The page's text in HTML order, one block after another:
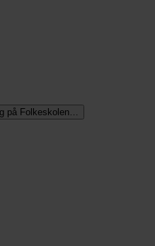
på Folkeskolen…